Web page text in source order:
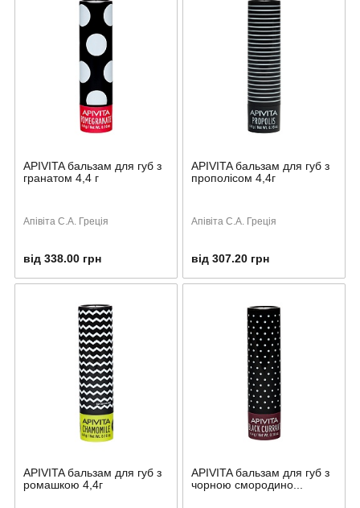
APIVITA бальзам для губ з
гранатом 4,4 г
Апівіта С.А. Греція
від 338.00 грн
APIVITA бальзам для губ з
прополісом 4,4г
Апівіта С.А. Греція
від 307.20 грн
APIVITA бальзам для губ з
ромашкою 4,4г
APIVITA бальзам для губ з
чорною смородино...